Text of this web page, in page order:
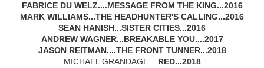
FABRICE DU WELZ....MESSAGE FROM THE KING...2016
MARK WILLIAMS...THE HEADHUNTER'S CALLING...2016
SEAN HANISH...SISTER CITIES...2016
ANDREW WAGNER...BREAKABLE YOU....2017
JASON REITMAN....THE FRONT TUNNER...2018
MICHAEL GRANDAGE.... RED...2018